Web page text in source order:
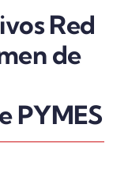
Red
de
PYMES